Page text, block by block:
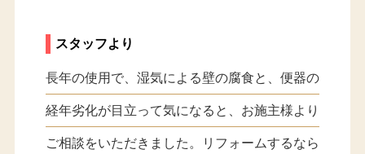
スタッフより
長年の使用で、湿気による壁の腐食と、便器の
経年劣化が目立って気になると、お施主様より
ご相談をいただきました。リフォームするなら